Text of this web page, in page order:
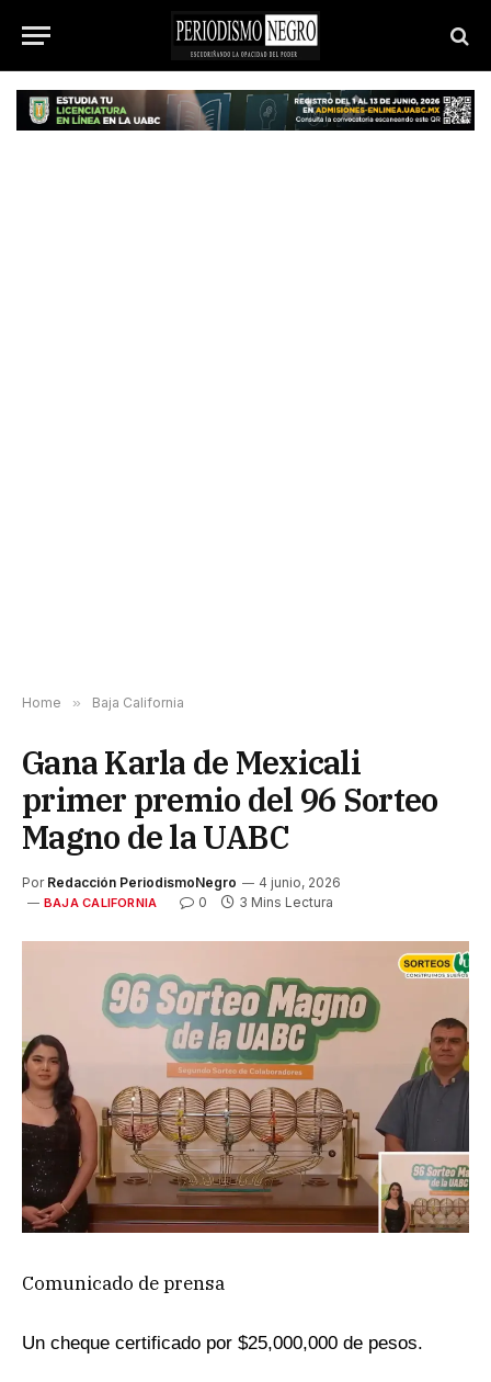
Home » Baja California
Gana Karla de Mexicali
primer premio del 96 Sorteo
Magno de la UABC
Por Redacción PeriodismoNegro 4 junio, 2026
BAJA CALIFORNIA 0 3 Mins Lectura
Comunicado de prensa
Un cheque certificado por $25,000,000 de pesos.